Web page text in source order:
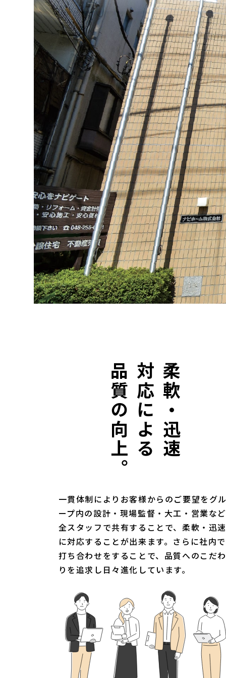
柔軟・迅速な
対応
による
品質の向上。
一貫体制によりお客様からのご要望をグ
ープ内の設計・現場監督・大工・営業など
全スタッフで共有することで、柔軟・迅速
に対応することが出来ます。さらに社内で
打ち合わせをすることで、品質へのこだわ
りを追求し日々進化しています。